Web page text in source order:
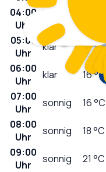
04:00
Uhr
05:00
Uhr
klar 16°C
06:00
Uhr
klar 16°C
07:00
Uhr
sonnig 16°C
08:00
Uhr
sonnig 18°C
09:00
Uhr
sonnig 21 °C